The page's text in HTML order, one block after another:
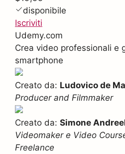
disponibile
Iscriviti
Udemy.com
Crea video professionali e
smartphone
Creato da: Ludovico de
Producer and Filmmaker
Creato da: Simone
Videomaker e Video
Freelance